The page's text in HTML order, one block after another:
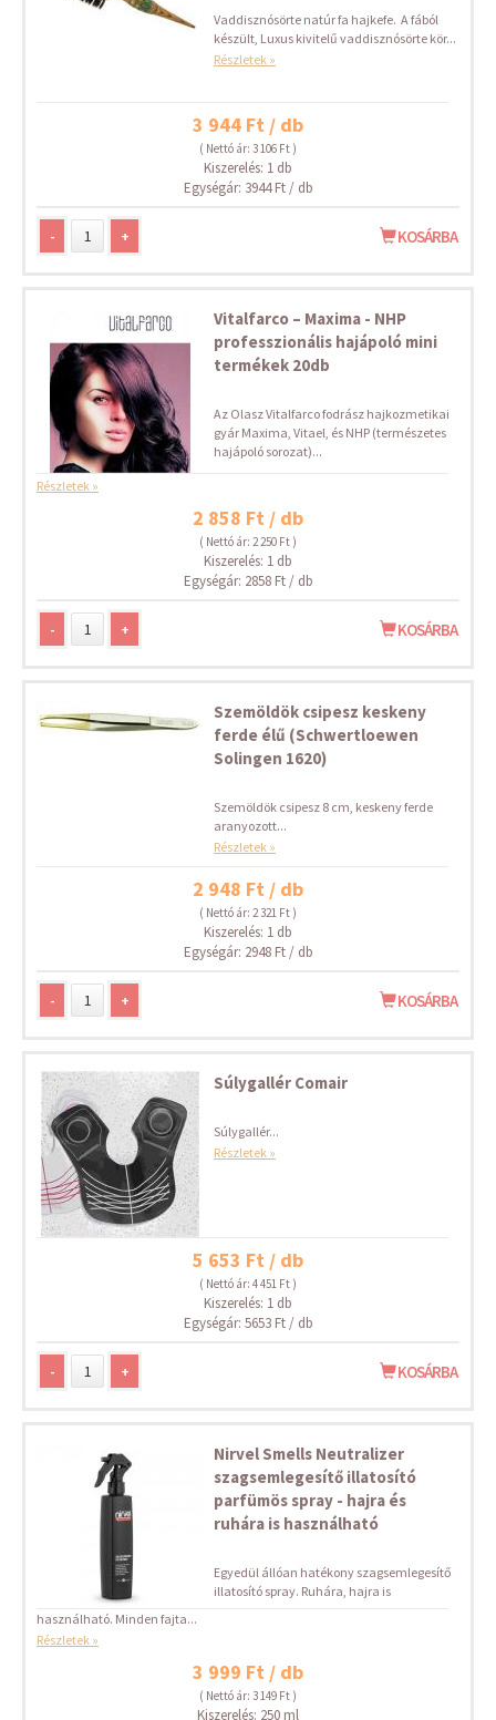
Vaddisznósörte natúr fa hajkefe. A fából
készült, Luxus kivitelű vaddisznósörte kör...
Részletek »
3 944 Ft / db
( Nettó ár: 3 106 Ft )
Kiszerelés: 1 db
Egységár: 3944 Ft / db
- + KOSÁRBA
Vitalfarco – Maxima - NHP
professzionális hajápoló mini
termékek 20db
Az Olasz Vitalfarco fodrász hajkozmetikai
gyár Maxima, Vitael, és NHP (természetes
hajápoló sorozat)...
Részletek »
2 858 Ft / db
( Nettó ár: 2 250 Ft )
Kiszerelés: 1 db
Egységár: 2858 Ft / db
- + KOSÁRBA
Szemöldök csipesz keskeny
ferde élű (Schwertloewen
Solingen 1620)
Szemöldök csipesz 8 cm, keskeny ferde
aranyozott...
Részletek »
2 948 Ft / db
( Nettó ár: 2 321 Ft )
Kiszerelés: 1 db
Egységár: 2948 Ft / db
- + KOSÁRBA
Súlygallér Comair
Súlygallér...
Részletek »
5 653 Ft / db
( Nettó ár: 4 451 Ft )
Kiszerelés: 1 db
Egységár: 5653 Ft / db
- + KOSÁRBA
Nirvel Smells Neutralizer
szagsemlegesítő illatosító
parfümös spray - hajra és
ruhára is használható
Egyedül állóan hatékony szagsemlegesítő
illatosító spray. Ruhára, hajra is
használható. Minden fajta...
Részletek »
3 999 Ft / db
( Nettó ár: 3 149 Ft )
Kiszerelés: 250 ml